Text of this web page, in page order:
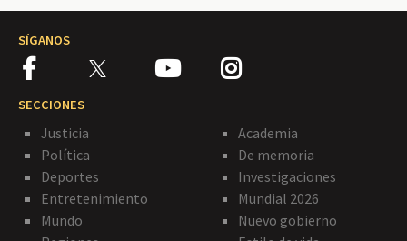
SÍGANOS
SECCIONES
Justicia
Política
Deportes
Entretenimiento
Mundo
Academia
De memoria
Investigaciones
Mundial 2026
Nuevo gobierno